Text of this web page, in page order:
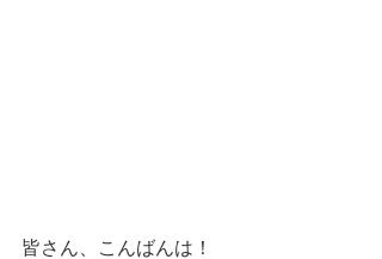
皆さん、こんばんは！